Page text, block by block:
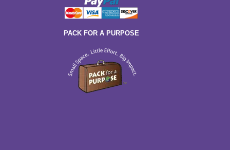
PACK FOR A PURPOSE